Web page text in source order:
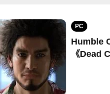
PC
Humble
《Dead